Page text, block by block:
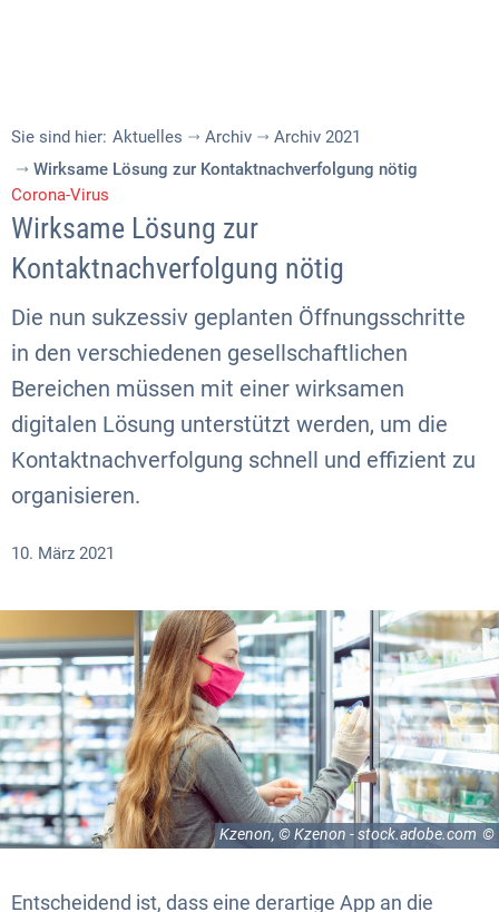
Sie sind hier: Aktuelles Archiv
Archiv 2021
Wirksame Lösung zur Kontaktnachverfolgung nötig
Corona-Virus
Wirksame Lösung zur
Kontaktnachverfolgung nötig
Die nun sukzessiv geplanten Öffnungsschritte
in den verschiedenen gesellschaftlichen
Bereichen müssen mit einer wirksamen
digitalen Lösung unterstützt werden, um die
Kontaktnachverfolgung schnell und effizient zu
organisieren.
10. März 2021
Kzenon, © Kzenon - stock.adobe.com
Entscheidend ist, dass eine derartige App an die